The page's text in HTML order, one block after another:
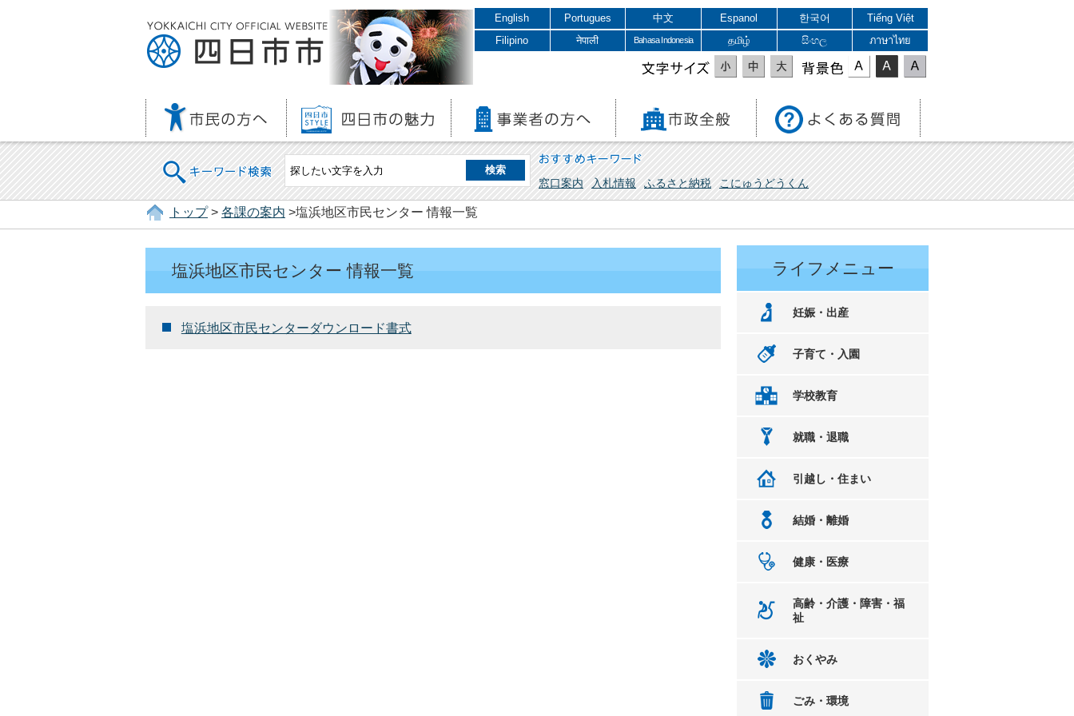
English Portugues 中文 Espanol 한국어
Tiếng Việt
Filipino
नेपाली Bahasa Indonesia தமிழ் සිංහල ภาษาไทย
文字サイズ 表示色
キーワード検索 おすすめキーワード
窓口案内 入札情報 ふるさと納税 こにゅうどうくん
トップ> 各課の案内 >塩浜地区市民センター 情報一覧
塩浜地区市民センター 情報一覧
塩浜地区市民センターダウンロード書式
ライフメニュー
妊娠・出産
子育て・入園
学校教育
就職・退職
引越し・住まい
結婚・離婚
健康・医療
高齢・介護・障害・福
祉
おくやみ
ごみ・環境